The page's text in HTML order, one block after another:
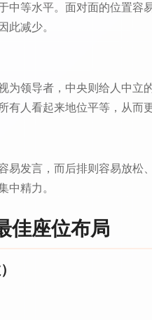
中等水平。面对面的位置容
此减少。
为领导者，中央则给人中立
有人看起来地位平等，从而
易发言，而后排则容易放松
中精力。
佳座位布局